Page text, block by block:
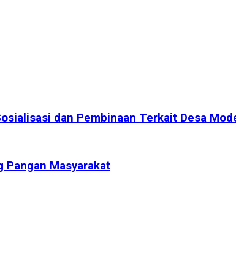
dan Pembinaan Terkait Desa
Pangan Masyarakat